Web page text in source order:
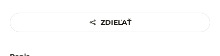
ZDIEĽAŤ